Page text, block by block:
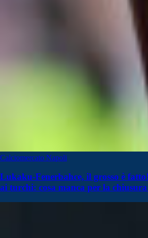
Calciomercato Napoli
Lukaku-Fenerbahce, il grosso è
ai turchi: cosa manca per la